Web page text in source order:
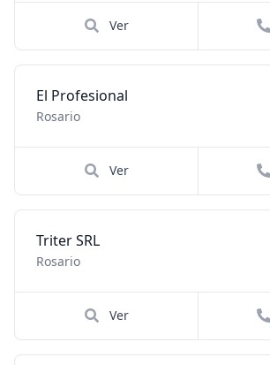
Ver
El Profesional
Rosario
Ver
Triter SRL
Rosario
Ver